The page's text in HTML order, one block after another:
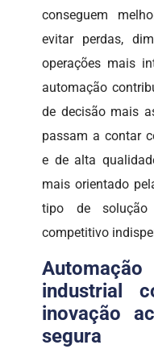
conseguem
evitar perdas,
operações mais
automação
de decisão mais
passam a contar
e de alta
mais orientado
tipo de
competitivo
industrial
inovação
segura